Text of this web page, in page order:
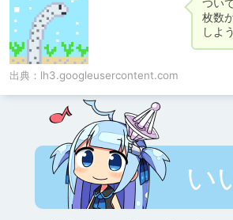
出典： lh3.googleusercontent.com
つい
枚数
しよ
い